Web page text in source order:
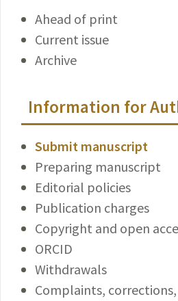
Ahead of print
Current issue
Archive
Information for
Submit manuscript
Preparing manuscript
Editorial policies
Publication charges
Copyright and open
ORCID
Withdrawals
Complaints,